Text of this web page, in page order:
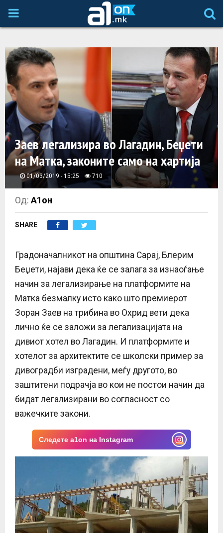
P
I
M
A
R
Y
M
E
N
U
Заев легализира во Лагадин, Беџети
на Матка, законите само на хартија
01/03/2019 - 15:25 710
Од:А1он
SHARE
Градоначалникот на општина Сарај, Блерим
Беџети, најави дека ќе се залага за изнаоѓање
начин за легализирање на платформите на
Матка безмалку исто како што премиерот
Зоран Заев на трибина во Охрид вети дека
лично ќе се заложи за легализацијата на
дивиот хотел во Лагадин. И платформите и
хотелот за архитектите се школски пример за
дивоградби изградени, меѓу другото, во
заштитени подрачја во кои не постои начин да
бидат легализирани во согласност со
важечките закони.
Следете a1on на Instagram